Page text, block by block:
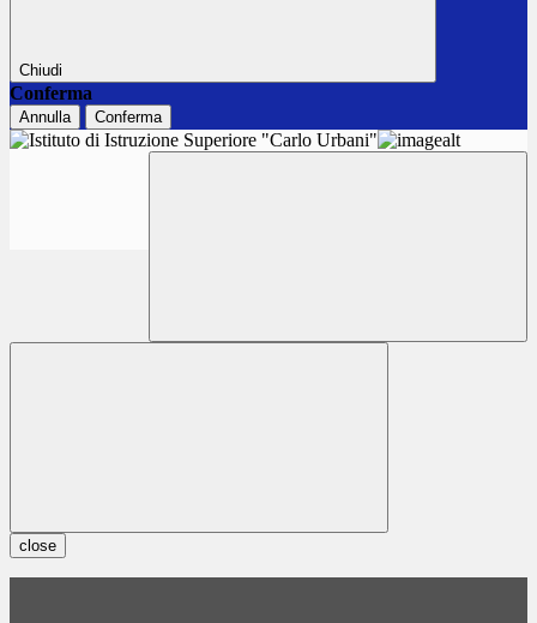
Chiudi
Conferma
Annulla Conferma
close